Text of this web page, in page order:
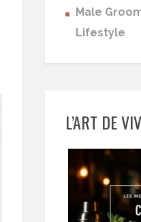
Male
Lifestyle
L’ART DE